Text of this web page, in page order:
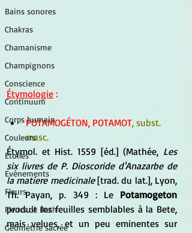
Bains sonores
Chakras
Chamanisme
Champignons
Conscience
Continuum
Corps humain
Couleurs
Etoiles
Evénements
Fleurs
Fleurs de Bach
Géométrie sacrée
Étymologie :
POTAMOGÉTON, POTAMOT, subst.
masc.
Étymol. et Hist. 1559 [éd.] (Mathée, Les
six livres de P. Dioscoride d'Anazarbe de
la matiere medicinale [trad. du lat.], Lyon,
Th. Payan, p. 349 : Le Potamogeton
produit les feuilles semblables à la Bete,
mais velues, et un peu eminentes sur